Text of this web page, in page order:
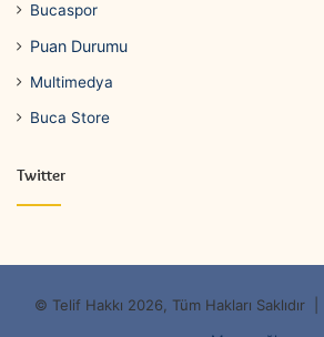
Bucaspor
Puan Durumu
Multimedya
Buca Store
Twitter
© Telif Hakkı 2026, Tüm Hakları Saklıdır |